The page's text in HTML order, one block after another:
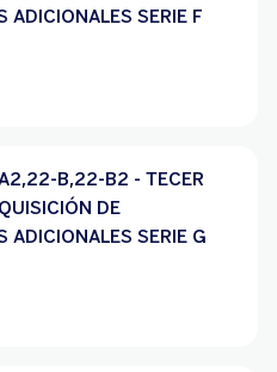
ADICIONALES SERIE F
B,22-B2 - TECER
DE
ADICIONALES SERIE G